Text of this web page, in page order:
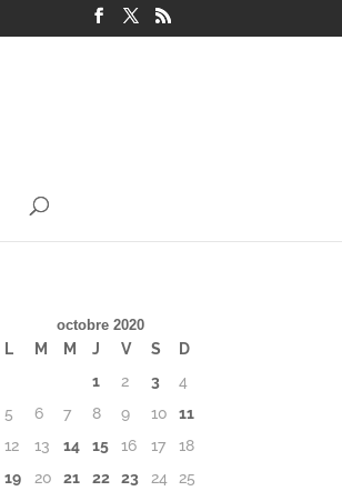
octobre 2020
L M M J V S
D
1
2 3
4
5
6 7 8 9 10
11
12
13 14 15 16 17
18
19
20 21 22 23 24
25